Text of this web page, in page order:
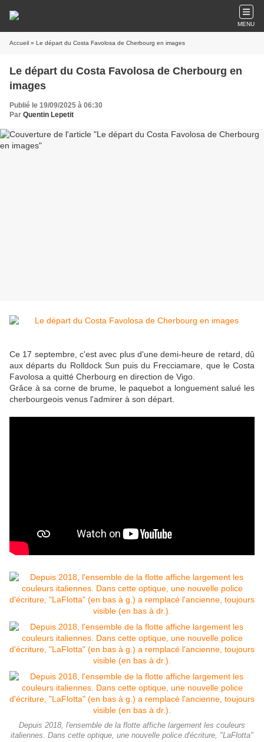
MENU
Accueil » Le départ du Costa Favolosa de Cherbourg en images
Le départ du Costa Favolosa de Cherbourg en
images
Publié le 19/09/2025 à 06:30
Par Quentin Lepetit
Ce 17 septembre, c'est avec plus d'une demi-heure de retard, dû
aux départs du Rolldock Sun puis du Frecciamare, que le Costa
Favolosa a quitté Cherbourg en direction de Vigo.
Grâce à sa corne de brume, le paquebot a longuement salué les
cherbourgeois venus l'admirer à son départ.
Depuis 2018, l'ensemble de la flotte affiche largement les couleurs
italiennes. Dans cette optique, une nouvelle police d'écriture, "LaFlotta"